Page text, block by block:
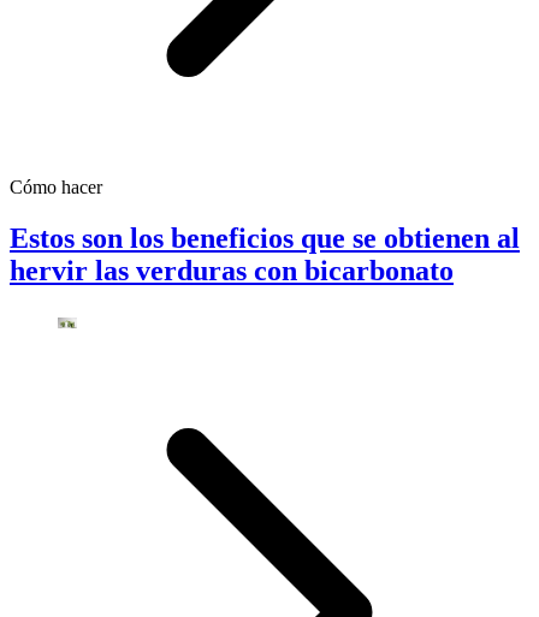
Cómo hacer
Estos son los beneficios que se obtienen al
hervir las verduras con bicarbonato